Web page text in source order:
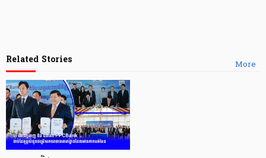
More
Related Stories